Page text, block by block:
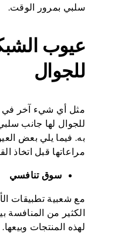
سلبي بمرور الوقت.
عيوب
للجوال
مثل أي شيء آخر في
للجوال لها جانب
به. فيما يلي بعض
مراعاتها قبل اتخاذ
سوق تنافسي
مع شعبية تطبيقات
الكثير من المنافسة
لهذه المنتجات